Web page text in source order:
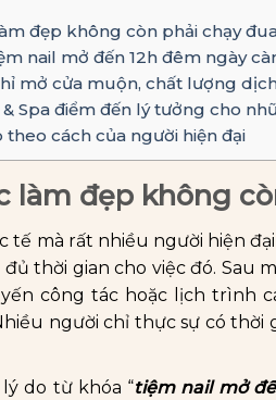
đẹp không còn phải chạy
nail mở đến 12h đêm ngày
mở cửa muộn, chất lượng
& Spa điểm đến lý tưởng cho
theo cách của người hiện đại
làm đẹp không
tế mà rất nhiều người hiện
đủ thời gian cho việc đó. Sau
công tác hoặc lịch trình
người chỉ thực sự có thời
do từ khóa “tiệm nail mở